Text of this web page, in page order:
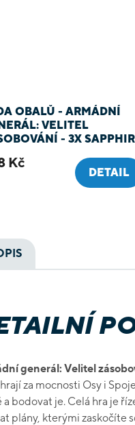
OBALŮ - ARMÁDNÍ
VELITEL
- 3X
Kč
DETAIL
generál: Velitel
za mocnosti Osy i
a bodovat je. Celá hra je
plány, kterými zaskočíte